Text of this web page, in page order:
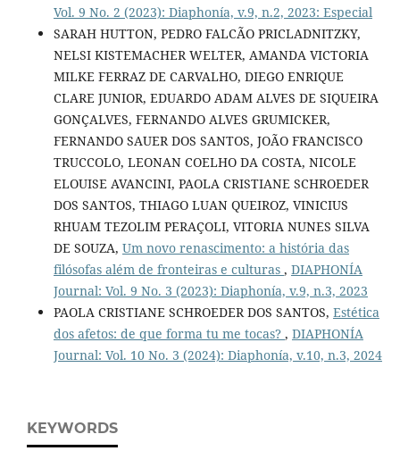
Vol. 9 No. 2 (2023): Diaphonía, v.9, n.2, 2023: Especial
SARAH HUTTON, PEDRO FALCÃO PRICLADNITZKY,
NELSI KISTEMACHER WELTER, AMANDA VICTORIA
MILKE FERRAZ DE CARVALHO, DIEGO ENRIQUE
CLARE JUNIOR, EDUARDO ADAM ALVES DE SIQUEIRA
GONÇALVES, FERNANDO ALVES GRUMICKER,
FERNANDO SAUER DOS SANTOS, JOÃO FRANCISCO
TRUCCOLO, LEONAN COELHO DA COSTA, NICOLE
ELOUISE AVANCINI, PAOLA CRISTIANE SCHROEDER
DOS SANTOS, THIAGO LUAN QUEIROZ, VINICIUS
RHUAM TEZOLIM PERAÇOLI, VITORIA NUNES SILVA
DE SOUZA, Um novo renascimento: a história das
filósofas além de fronteiras e culturas , DIAPHONÍA
Journal: Vol. 9 No. 3 (2023): Diaphonía, v.9, n.3, 2023
PAOLA CRISTIANE SCHROEDER DOS SANTOS, Estética
dos afetos: de que forma tu me tocas? , DIAPHONÍA
Journal: Vol. 10 No. 3 (2024): Diaphonía, v.10, n.3, 2024
KEYWORDS